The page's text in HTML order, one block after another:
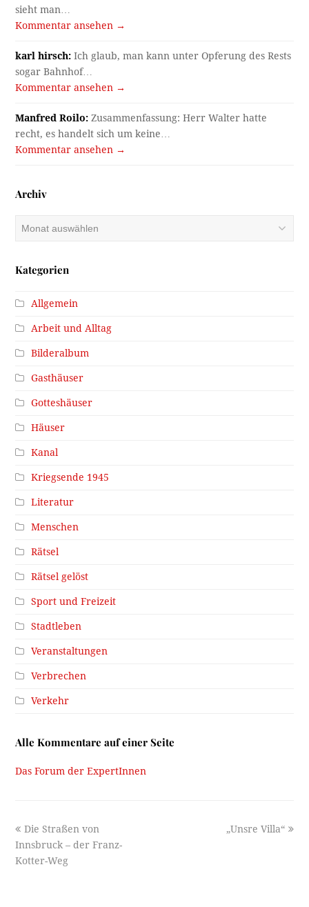
sieht man…
Kommentar ansehen →
karl hirsch: Ich glaub, man kann unter Opferung des Rests
sogar Bahnhof…
Kommentar ansehen →
Manfred Roilo: Zusammenfassung: Herr Walter hatte
recht, es handelt sich um keine…
Kommentar ansehen →
Archiv
Kategorien
Allgemein
Arbeit und Alltag
Bilderalbum
Gasthäuser
Gotteshäuser
Häuser
Kanal
Kriegsende 1945
Literatur
Menschen
Rätsel
Rätsel gelöst
Sport und Freizeit
Stadtleben
Veranstaltungen
Verbrechen
Verkehr
Alle Kommentare auf einer Seite
Das Forum der ExpertInnen
previous
post:
Die Straßen von
Innsbruck – der Franz-
Kotter-Weg
next
„Unsre Villa“